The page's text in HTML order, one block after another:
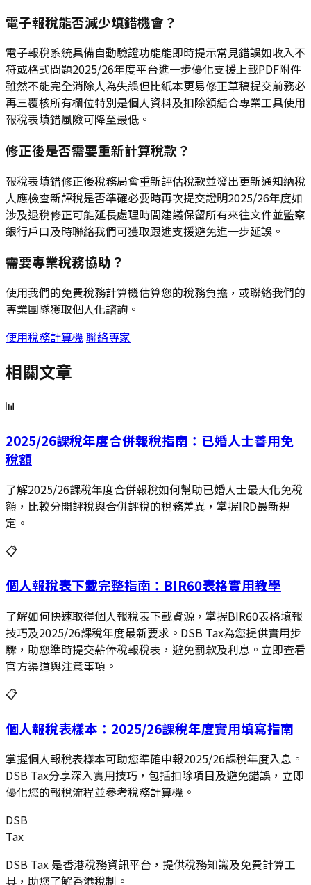
電子報稅能否減少填錯機會？
電子報稅系統具備自動驗證功能能即時提示常見錯誤如收入不
符或格式問題2025/26年度平台進一步優化支援上載PDF附件
雖然不能完全消除人為失誤但比紙本更易修正草稿提交前務必
再三覆核所有欄位特別是個人資料及扣除額結合專業工具使用
報稅表填錯風險可降至最低。
修正後是否需要重新計算稅款？
報稅表填錯修正後稅務局會重新評估稅款並發出更新通知納稅
人應檢查新評稅是否準確必要時再次提交證明2025/26年度如
涉及退稅修正可能延長處理時間建議保留所有來往文件並監察
銀行戶口及時聯絡我們可獲取跟進支援避免進一步延誤。
需要專業稅務協助？
使用我們的免費稅務計算機估算您的稅務負擔，或聯絡我們的
專業團隊獲取個人化諮詢。
使用稅務計算機 聯絡專家
相關文章
📊
2025/26課稅年度合併報稅指南：已婚人士善用免
稅額
了解2025/26課稅年度合併報稅如何幫助已婚人士最大化免稅
額，比較分開評稅與合併評稅的稅務差異，掌握IRD最新規
定。
📋
個人報稅表下載完整指南：BIR60表格實用教學
了解如何快速取得個人報稅表下載資源，掌握BIR60表格填報
技巧及2025/26課稅年度最新要求。DSB Tax為您提供實用步
驟，助您準時提交薪俸稅報稅表，避免罰款及利息。立即查看
官方渠道與注意事項。
📋
個人報稅表樣本：2025/26課稅年度實用填寫指南
掌握個人報稅表樣本可助您準確申報2025/26課稅年度入息。
DSB Tax分享深入實用技巧，包括扣除項目及避免錯誤，立即
優化您的報稅流程並參考稅務計算機。
DSB
Tax
DSB Tax 是香港稅務資訊平台，提供稅務知識及免費計算工
具，助您了解香港稅制。